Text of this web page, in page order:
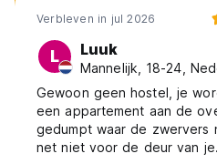
Verbleven in jul 2026
L Luuk
Mannelijk, 18-24,
Gewoon geen hostel, je
een appartement aan de
gedumpt waar de zwervers
net niet voor de deur van je